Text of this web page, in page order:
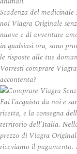
Scadenza del
noi Viagra Originale
nuove e di avventure
in qualsiasi ora, sono
le risposte alle tue
Vorresti comprare
accontenta?
Fai l’acquisto da noi e
ricetta, e la consegna
territorio dell’Italia.
prezzo di Viagra
riceviamo il pagamento.